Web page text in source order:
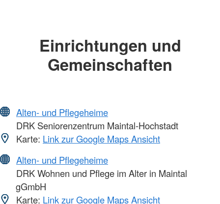
Einrichtungen und
Gemeinschaften
Alten- und Pflegeheime
DRK Seniorenzentrum Maintal-Hochstadt
Karte: Link zur Google Maps Ansicht
Alten- und Pflegeheime
DRK Wohnen und Pflege im Alter in Maintal
gGmbH
Karte: Link zur Google Maps Ansicht